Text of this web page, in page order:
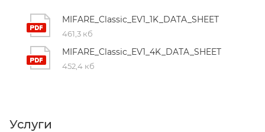
MIFARE_Classic_EV1_1K_DATA_SHEET
461,3 кб
MIFARE_Classic_EV1_4K_DATA_SHEET
452,4 кб
Услуги